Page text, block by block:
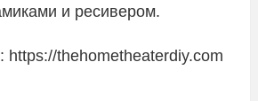
и ресивером.
https://thehometheaterdiy.com